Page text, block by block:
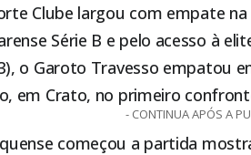
Clube largou com empate
Série B e pelo acesso à
o Garoto Travesso empatou
em Crato, no primeiro
- CONTINUA APÓS A
começou a partida